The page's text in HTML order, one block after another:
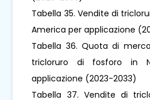
Tabella 35. Vendite di
America per applicazione
Tabella 36. Quota di
tricloruro di fosforo in
applicazione (2023-2033)
Tabella 37. Vendite di